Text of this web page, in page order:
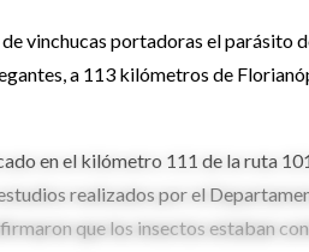
vinchucas portadoras el parásito
a 113 kilómetros de
en el kilómetro 111 de la ruta
realizados por el
que los insectos estaban